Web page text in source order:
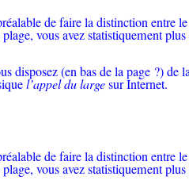
de faire la distinction entre
vous avez statistiquement
disposez (en bas de la page ?) de
l’appel du largesur Internet.
de faire la distinction entre
vous avez statistiquement